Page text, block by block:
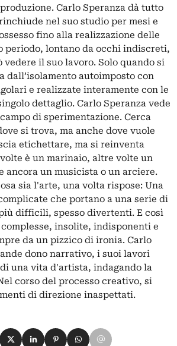
Carlo Speranza dà tutto
nel suo studio per mesi e
fino alla realizzazione delle
periodo, lontano da occhi indiscreti,
vedere il suo lavoro. Solo quando si
dall’isolamento autoimposto con
e realizzate interamente con le
dettaglio. Carlo Speranza vede
di sperimentazione. Cerca
si trova, ma anche dove vuole
etichettare, ma si reinventa
è un marinaio, altre volte un
ancora un musicista o un arciere.
sia l'arte, una volta rispose: Una
che portano a una serie di
difficili, spesso divertenti. E così
complesse, insolite, indisponenti e
da un pizzico di ironia. Carlo
dono narrativo, i suoi lavori
una vita d'artista, indagando la
corso del processo creativo, si
di direzione inaspettati.
su Facebook
Condividi su X
Condividi su LinkedIn
Condividi su Pinterest
Condividi su WhatsApp
Condividi su Email